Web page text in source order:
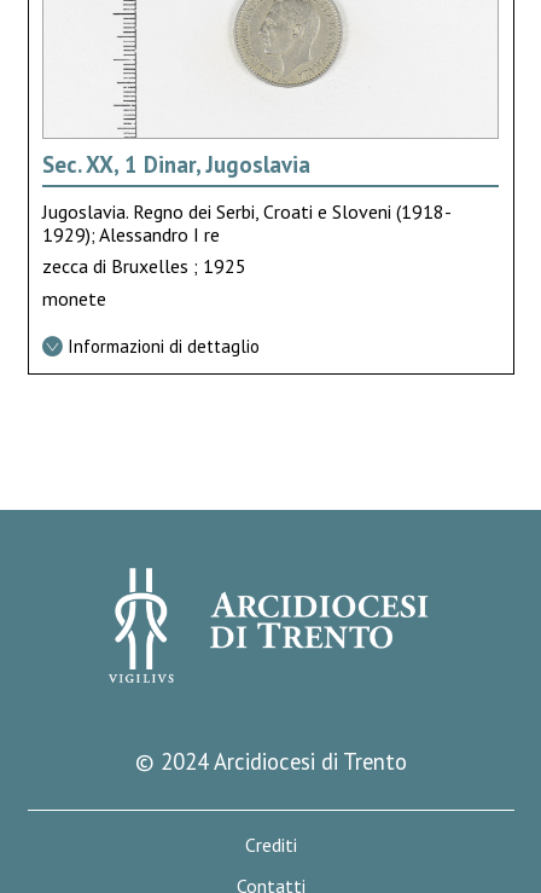
Sec. XX, 1 Dinar, Jugoslavia
Jugoslavia. Regno dei Serbi, Croati e Sloveni (1918-
1929); Alessandro I re
zecca di Bruxelles ; 1925
monete
Informazioni di dettaglio
© 2024 Arcidiocesi di Trento
Crediti
Contatti